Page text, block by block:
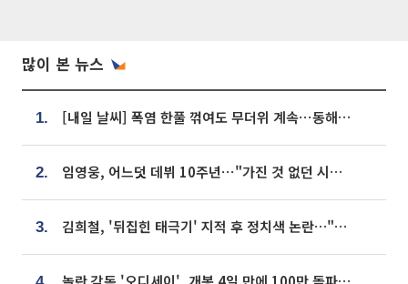
많이 본 뉴스
1. [내일 날씨] 폭염 한풀 꺾여도 무더위 계속⋯동해안 이틀 연속 비
2. 임영웅, 어느덧 데뷔 10주년⋯"가진 것 없던 시절, 내 앞엔 20명의 팬뿐"
3. 김희철, '뒤집힌 태극기' 지적 후 정치색 논란…"좌우 떠나 우리나라 국기"